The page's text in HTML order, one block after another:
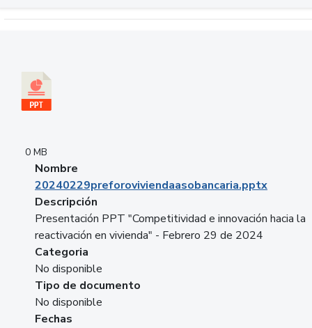
0 MB
Nombre
20240229preforoviviendaasobancaria.pptx
Descripción
Presentación PPT "Competitividad e innovación hacia la
reactivación en vivienda" - Febrero 29 de 2024
Categoria
No disponible
Tipo de documento
No disponible
Fechas